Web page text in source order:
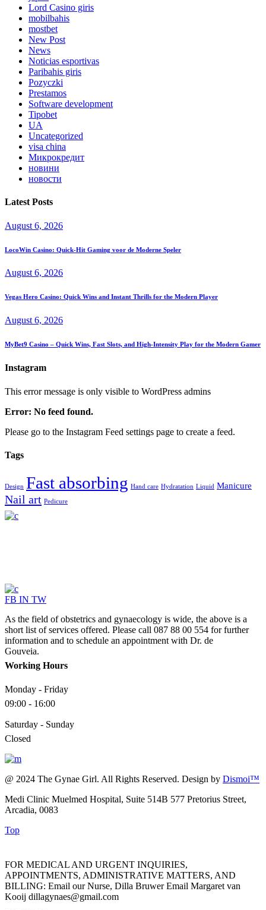
Lord Сasino giris
mobilbahis
mostbet
New Post
News
Noticias esportivas
Paribahis giris
Pozyczki
Prestamos
Software development
Tipobet
UA
Uncategorized
visa china
Микрокредит
новини
новости
Latest Posts
August 6, 2026
LocoWin Casino: Quick‑Hit Gaming voor de Moderne Speler
August 6, 2026
Vegas Hero Casino: Quick Wins and Instant Thrills for the Modern Player
August 6, 2026
MyBet9 Casino – Quick Wins, Fast Slots, and High‑Intensity Play for the Modern Gamer
Instagram
This error message is only visible to WordPress admins
Error: No feed found.
Please go to the Instagram Feed settings page to create a feed.
Tags
Design Fast absorbing Hand care Hydratation Liquid Manicure
Nail art Pedicure
FB IN TW
As the field of obstetrics and gynaecology is wide, the above is a
short list of services offered. Please call 087 88 00 554 for further
information and to schedule an appointment with Dr. de
Gouveia.
Working Hours
Monday - Friday
09:00 - 16:00
Saturday - Sunday
Closed
@ 2024 The Gynae Girl. All Rights Reserved. Design by Dismoi™
Medi Clinic Muelmed Hospital, Suite 514B 577 Pretorius Street,
Arcadia, 0083
Top
FOR MEDICAL AND URGENT INQUIRIES,
APPOINTMENTS, ADMINISTRATIVE MATTERS, AND
BILLING: Email our Nurse, Dilla Bruwer Email Margaret van
Kooij dillagynaes@gmail.com